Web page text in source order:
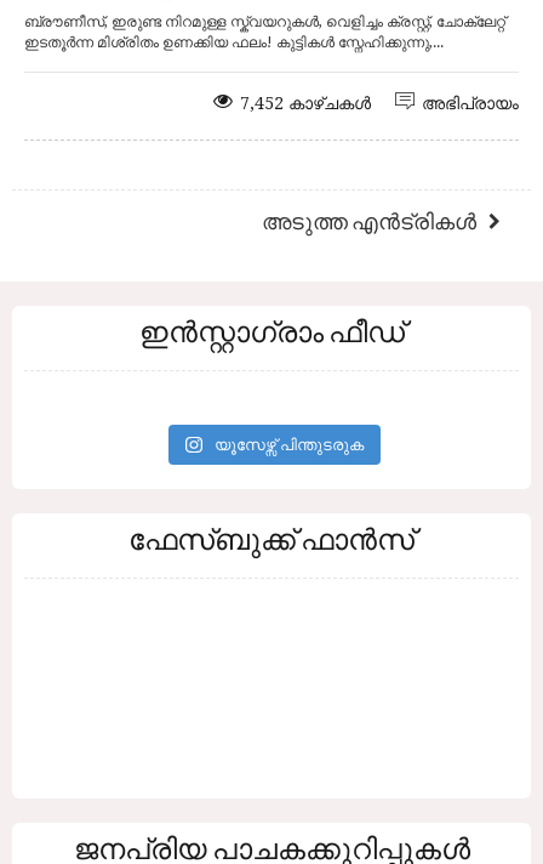
ബ്രൗണീസ്, ഇരുണ്ട നിറമുള്ള സ്ക്വയറുകൾ, വെളിച്ചം ക്രസ്റ്റ്, ചോക്ലേറ്റ്
ഇടതൂർന്ന മിശ്രിതം ഉണക്കിയ ഫലം! കുട്ടികൾ സ്നേഹിക്കുന്നു,...
അഭിപ്രായം
7,452 കാഴ്ചകൾ
അടുത്ത എൻട്രികൾ
ഇൻസ്റ്റാഗ്രാം ഫീഡ്
യൂസേഴ്സ് പിന്തുടരുക
ഫേസ്ബുക്ക് ഫാൻസ്
ജനപ്രിയ പാചകക്കുറിപ്പുകൾ